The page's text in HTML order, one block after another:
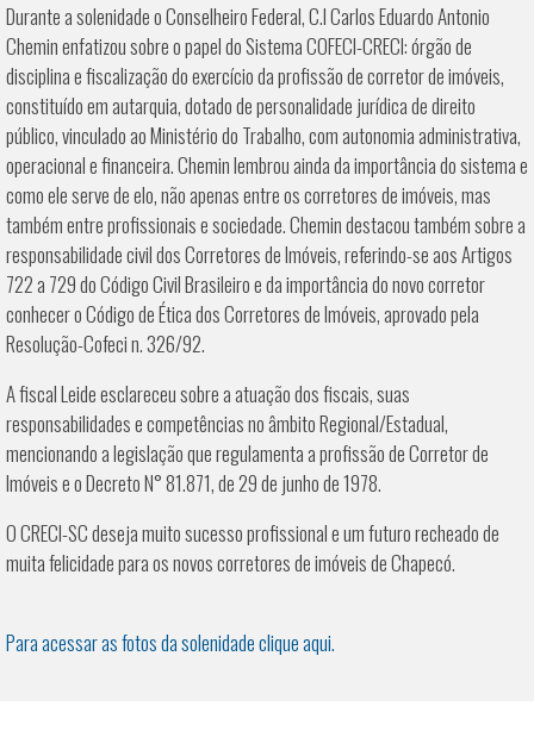
Durante a solenidade o Conselheiro Federal, C.I Carlos Eduardo Antonio
Chemin enfatizou sobre o papel do Sistema COFECI-CRECI: órgão de
disciplina e fiscalização do exercício da profissão de corretor de imóveis,
constituído em autarquia, dotado de personalidade jurídica de direito
público, vinculado ao Ministério do Trabalho, com autonomia administrativa,
operacional e financeira. Chemin lembrou ainda da importância do sistema e
como ele serve de elo, não apenas entre os corretores de imóveis, mas
também entre profissionais e sociedade. Chemin destacou também sobre a
responsabilidade civil dos Corretores de Imóveis, referindo-se aos Artigos
722 a 729 do Código Civil Brasileiro e da importância do novo corretor
conhecer o Código de Ética dos Corretores de Imóveis, aprovado pela
Resolução-Cofeci n. 326/92.
A fiscal Leide esclareceu sobre a atuação dos fiscais, suas
responsabilidades e competências no âmbito Regional/Estadual,
mencionando a legislação que regulamenta a profissão de Corretor de
Imóveis e o Decreto N° 81.871, de 29 de junho de 1978.
O CRECI-SC deseja muito sucesso profissional e um futuro recheado de
muita felicidade para os novos corretores de imóveis de Chapecó.
Para acessar as fotos da solenidade clique aqui.